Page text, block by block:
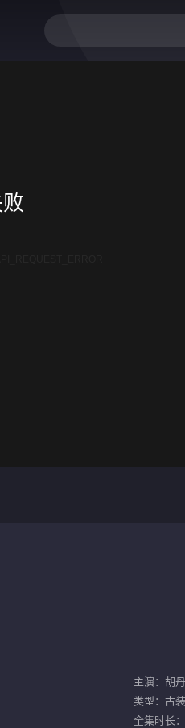
主演：胡
类型：古
全集时长